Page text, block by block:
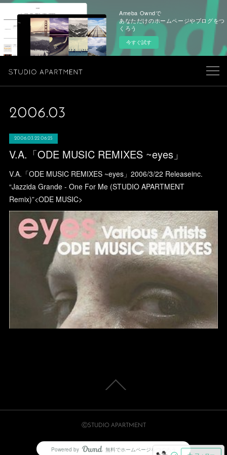
Ameba Owndで
あなただけのホームページやブログをつ
くろう
今すぐ試す
2006.03
2006.03.22 06:25
V.A.「ODE MUSIC REMIXES ~eyes」
V.A.「ODE MUSIC REMIXES ~eyes」2006/3/22 Releaseinc.
“Jazzida Grande - One For Me (STUDIO APARTMENT
Remix)”<ODE MUSIC>
ⒸSTUDIO APARTMENT
Powered by AmebaOwnd
無料でホームページをつくろう